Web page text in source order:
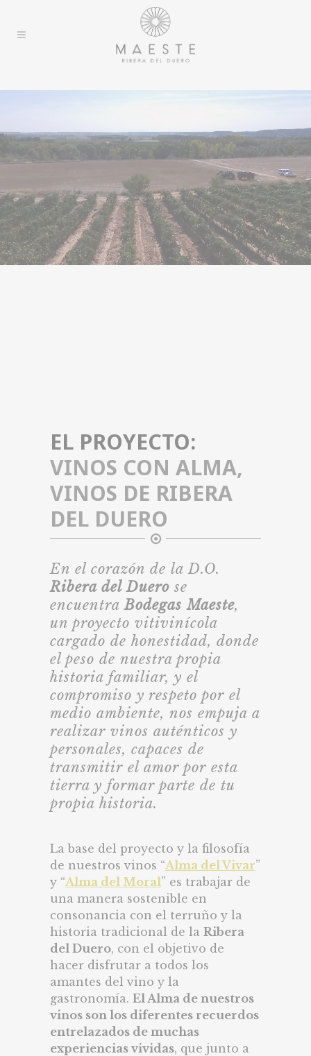
EL PROYECTO:
VINOS CON ALMA,
VINOS DE RIBERA
DEL DUERO
En el corazón de la D.O.
Ribera del Duerose
encuentraBodegas Maeste,
un proyecto vitivinícola
cargado de honestidad, donde
el peso de nuestra propia
historia familiar, y el
compromiso y respeto por el
medio ambiente, nos empuja a
realizar vinos auténticos y
personales, capaces de
transmitir el amor por esta
tierra y formar parte de tu
propia historia.
La base del proyecto y la filosofía
de nuestros vinos “Alma del Vivar”
y “Alma del Moral” es trabajar de
una manera sostenible en
consonancia con el terruño y la
historia tradicional de la Ribera
del Duero, con el objetivo de
hacer disfrutar a todos los
amantes del vino y la
gastronomía. El Alma de nuestros
vinos son los diferentes recuerdos
entrelazados de muchas
experiencias vividas, que junto a